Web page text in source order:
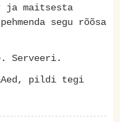
ja maitsesta
segu rõõsa
Serveeri.
pildi tegi